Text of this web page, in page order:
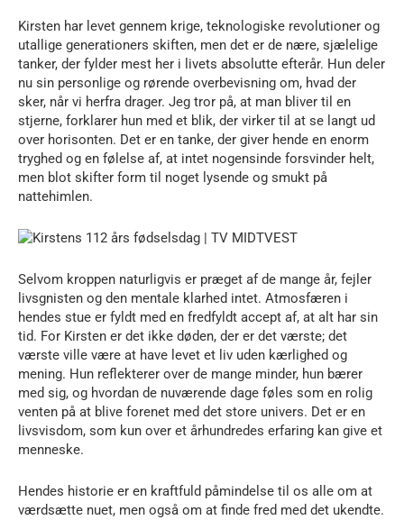
Kirsten har levet gennem krige, teknologiske revolutioner og
utallige generationers skiften, men det er de nære, sjælelige
tanker, der fylder mest her i livets absolutte efterår. Hun deler
nu sin personlige og rørende overbevisning om, hvad der
sker, når vi herfra drager. Jeg tror på, at man bliver til en
stjerne, forklarer hun med et blik, der virker til at se langt ud
over horisonten. Det er en tanke, der giver hende en enorm
tryghed og en følelse af, at intet nogensinde forsvinder helt,
men blot skifter form til noget lysende og smukt på
nattehimlen.
Selvom kroppen naturligvis er præget af de mange år, fejler
livsgnisten og den mentale klarhed intet. Atmosfæren i
hendes stue er fyldt med en fredfyldt accept af, at alt har sin
tid. For Kirsten er det ikke døden, der er det værste; det
værste ville være at have levet et liv uden kærlighed og
mening. Hun reflekterer over de mange minder, hun bærer
med sig, og hvordan de nuværende dage føles som en rolig
venten på at blive forenet med det store univers. Det er en
livsvisdom, som kun over et århundredes erfaring kan give et
menneske.
Hendes historie er en kraftfuld påmindelse til os alle om at
værdsætte nuet, men også om at finde fred med det ukendte.